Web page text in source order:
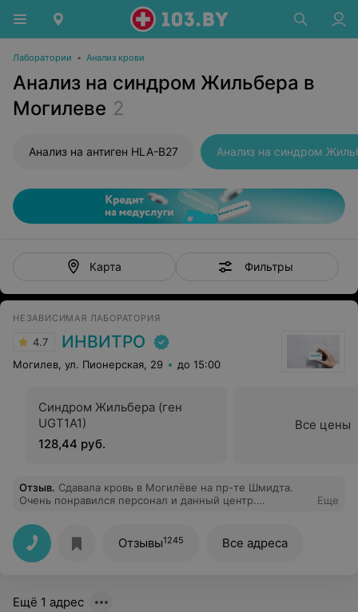
Лаборатории • Анализ крови
Анализ на синдром Жильбера в
Могилеве 2
Анализ на антиген HLA-B27 Анализ на синдром
Карта Фильтры
НЕЗАВИСИМАЯ ЛАБОРАТОРИЯ
4.7 ИНВИТРО
Могилев, ул. Пионерская, 29 до 15:00
Синдром Жильбера (ген
UGT1A1)
128,44 руб.
Все цены
Отзыв. Сдавала кровь в Могилёве на пр-те Шмидта.
Очень понравился персонал и данный центр.
безболезненно, хотя у меня не самые хорошие вены,
подключили к бонусной программе, бесплатный
горячий шоколад. Спасибо, если сдавать анализы, то
только у вас!!!
Еще
Отзывы1245 Все адреса
Ещё 1 адрес